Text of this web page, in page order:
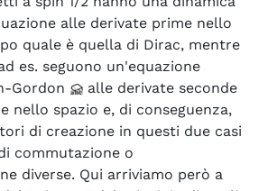
alle derivate prime nello
quale è quella di Dirac, mentre
es. seguono un'equazione
Gordon
alle derivate seconde
nello spazio e, di conseguenza,
di creazione in questi due casi
commutazione o
diverse. Qui arriviamo però a